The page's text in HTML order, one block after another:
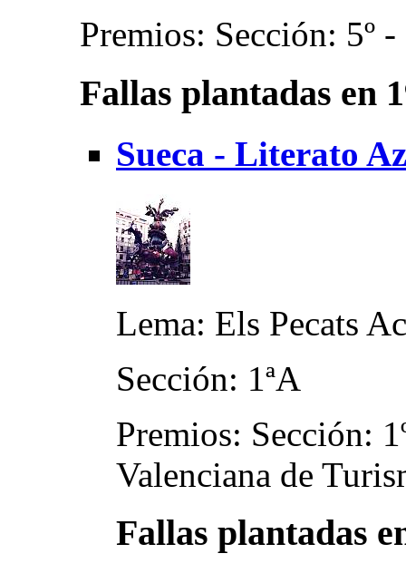
Premios: Sección: 5º
Fallas plantadas en
Sueca - Literato
Lema: Els Pecats
Sección: 1ªA
Premios: Sección:
Valenciana de
Fallas plantadas